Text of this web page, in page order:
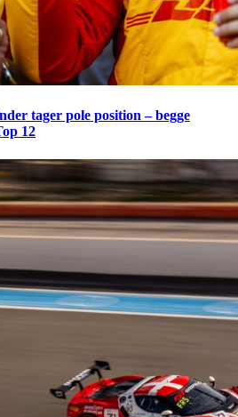
tager pole position – begge
12